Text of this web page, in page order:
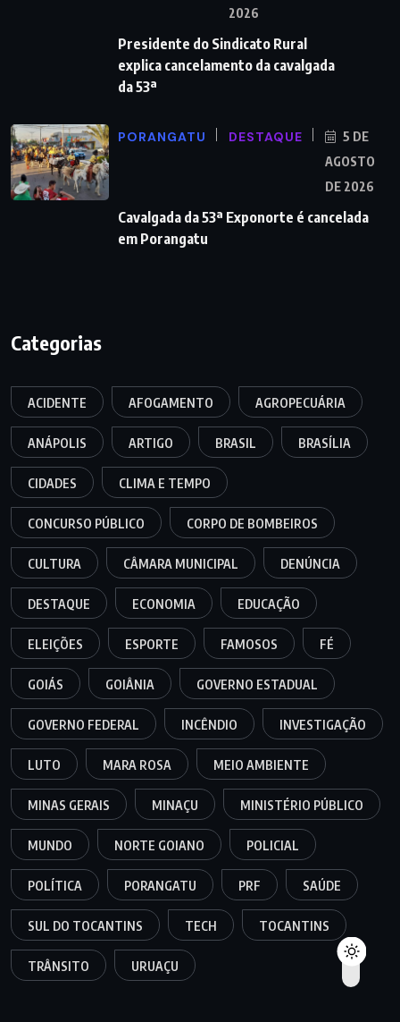
2026
Presidente do Sindicato Rural
explica cancelamento da cavalgada
da 53ª
PORANGATU DESTAQUE
5 DE
AGOSTO
DE 2026
Cavalgada da 53ª Exponorte é cancelada
em Porangatu
Categorias
ACIDENTE AFOGAMENTO AGROPECUÁRIA
ANÁPOLIS ARTIGO BRASIL BRASÍLIA
CIDADES CLIMA E TEMPO
CONCURSO PÚBLICO CORPO DE BOMBEIROS
CULTURA CÂMARA MUNICIPAL DENÚNCIA
DESTAQUE ECONOMIA EDUCAÇÃO
ELEIÇÕES ESPORTE FAMOSOS FÉ
GOIÁS GOIÂNIA GOVERNO ESTADUAL
GOVERNO FEDERAL INCÊNDIO INVESTIGAÇÃO
LUTO MARA ROSA MEIO AMBIENTE
MINAS GERAIS MINAÇU MINISTÉRIO PÚBLICO
MUNDO NORTE GOIANO POLICIAL
POLÍTICA PORANGATU PRF SAÚDE
SUL DO TOCANTINS TECH TOCANTINS
TRÂNSITO URUAÇU